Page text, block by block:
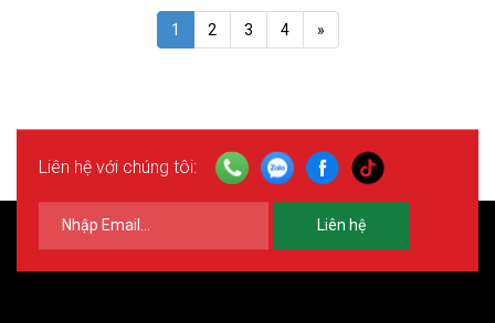
1 2 3 4 »
Liên hệ với chúng tôi:
Liên hệ